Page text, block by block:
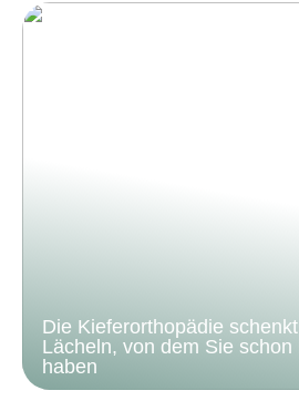
Die Kieferorthopädie
Lächeln, von dem Sie
haben